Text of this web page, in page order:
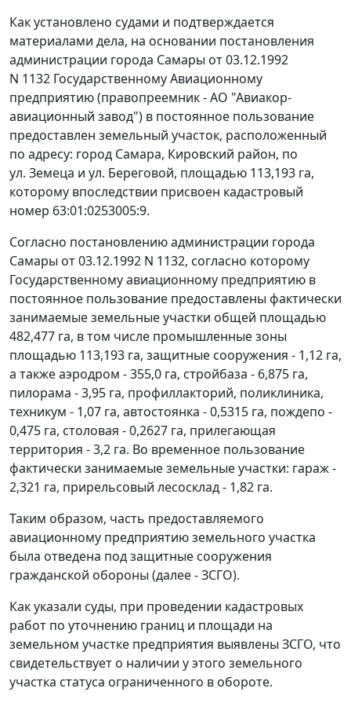
Как установлено судами и подтверждается
материалами дела, на основании постановления
администрации города Самары от 03.12.1992
N 1132 Государственному Авиационному
предприятию (правопреемник - АО "Авиакор-
авиационный завод") в постоянное пользование
предоставлен земельный участок, расположенный
по адресу: город Самара, Кировский район, по
ул. Земеца и ул. Береговой, площадью 113,193 га,
которому впоследствии присвоен кадастровый
номер 63:01:0253005:9.
Согласно постановлению администрации города
Самары от 03.12.1992 N 1132, согласно которому
Государственному авиационному предприятию в
постоянное пользование предоставлены фактически
занимаемые земельные участки общей площадью
482,477 га, в том числе промышленные зоны
площадью 113,193 га, защитные сооружения - 1,12 га,
а также аэродром - 355,0 га, стройбаза - 6,875 га,
пилорама - 3,95 га, профиллакторий, поликлиника,
техникум - 1,07 га, автостоянка - 0,5315 га, пождепо -
0,475 га, столовая - 0,2627 га, прилегающая
территория - 3,2 га. Во временное пользование
фактически занимаемые земельные участки: гараж -
2,321 га, прирельсовый лесосклад - 1,82 га.
Таким образом, часть предоставляемого
авиационному предприятию земельного участка
была отведена под защитные сооружения
гражданской обороны (далее - ЗСГО).
Как указали суды, при проведении кадастровых
работ по уточнению границ и площади на
земельном участке предприятия выявлены ЗСГО, что
свидетельствует о наличии у этого земельного
участка статуса ограниченного в обороте.